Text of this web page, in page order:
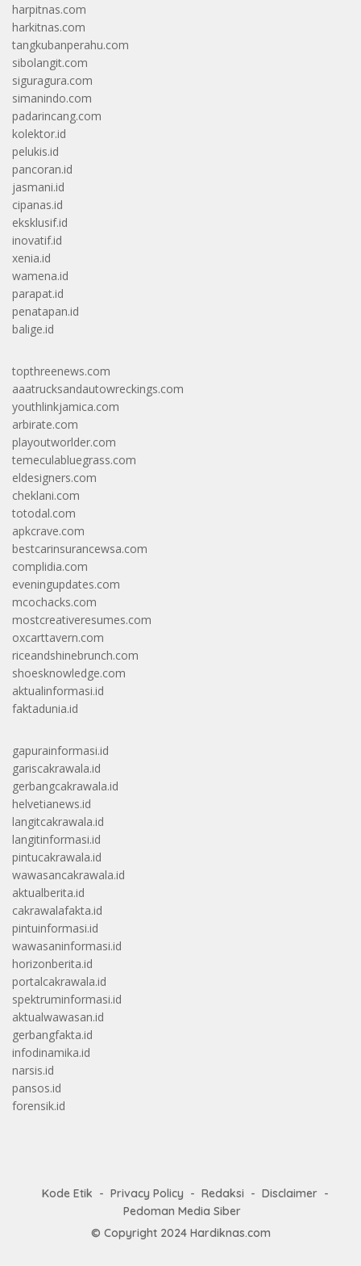
harpitnas.com
harkitnas.com
tangkubanperahu.com
sibolangit.com
siguragura.com
simanindo.com
padarincang.com
kolektor.id
pelukis.id
pancoran.id
jasmani.id
cipanas.id
eksklusif.id
inovatif.id
xenia.id
wamena.id
parapat.id
penatapan.id
balige.id
topthreenews.com
aaatrucksandautowreckings.com
youthlinkjamica.com
arbirate.com
playoutworlder.com
temeculabluegrass.com
eldesigners.com
cheklani.com
totodal.com
apkcrave.com
bestcarinsurancewsa.com
complidia.com
eveningupdates.com
mcochacks.com
mostcreativeresumes.com
oxcarttavern.com
riceandshinebrunch.com
shoesknowledge.com
aktualinformasi.id
faktadunia.id
gapurainformasi.id
gariscakrawala.id
gerbangcakrawala.id
helvetianews.id
langitcakrawala.id
langitinformasi.id
pintucakrawala.id
wawasancakrawala.id
aktualberita.id
cakrawalafakta.id
pintuinformasi.id
wawasaninformasi.id
horizonberita.id
portalcakrawala.id
spektruminformasi.id
aktualwawasan.id
gerbangfakta.id
infodinamika.id
narsis.id
pansos.id
forensik.id
Kode Etik Privacy Policy Redaksi
Disclaimer
Pedoman Media Siber
© Copyright 2024 Hardiknas.com